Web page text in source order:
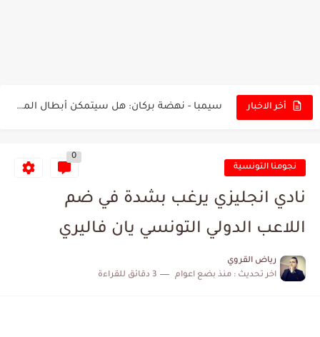
أخر الاخبار سيمبا - نهضة بركان: هل سيتمكن أبطال المغرب من الحفاظ...
البرنامج الكامل لنهائي البطولة بين الاتحاد المنستيري والنادي الإفريقي نجومنا التونسية
0
نادي انجليزي يرغب بشدة في ضم
اللاعب الدولي التونسي يان فاليري
رياض القروي
اخر تحديث : منذ بضع اعوام 3 دقائق للقراءة